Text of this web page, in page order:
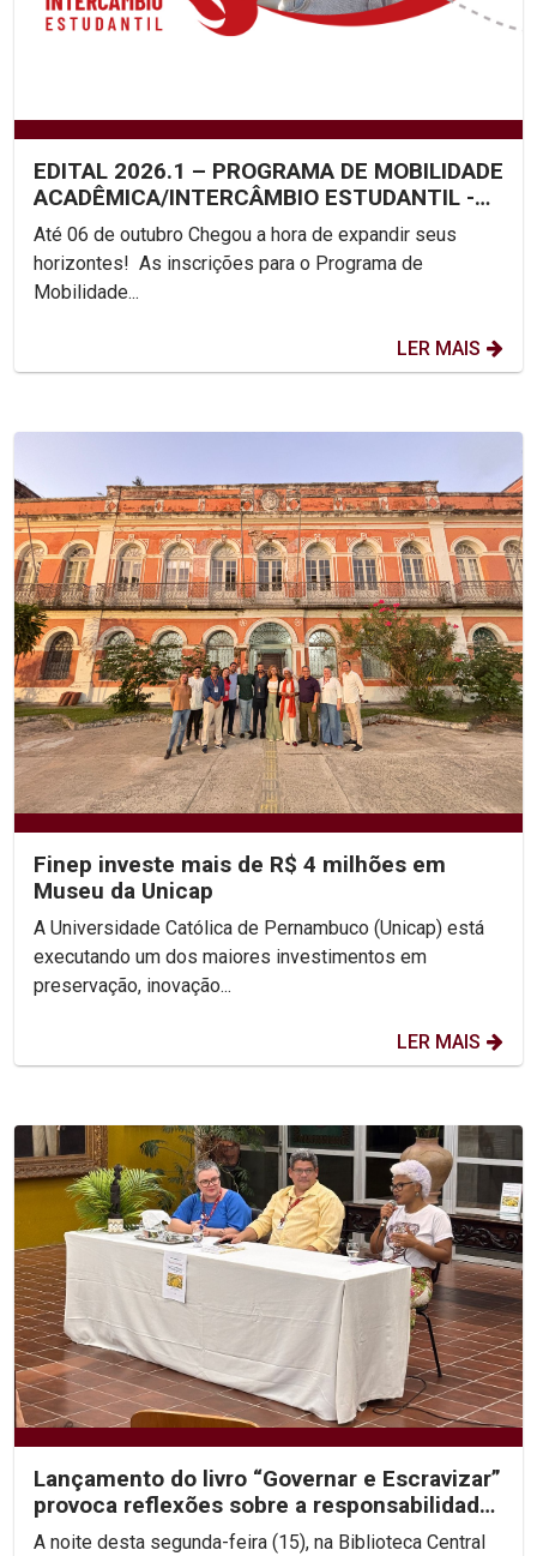
EDITAL 2026.1 – PROGRAMA DE MOBILIDADE
ACADÊMICA/INTERCÂMBIO ESTUDANTIL -
UNICAP
Até 06 de outubro Chegou a hora de expandir seus
horizontes! As inscrições para o Programa de
Mobilidade...
LER MAIS
Finep investe mais de R$ 4 milhões em
Museu da Unicap
A Universidade Católica de Pernambuco (Unicap) está
executando um dos maiores investimentos em
preservação, inovação...
LER MAIS
Lançamento do livro “Governar e Escravizar”
provoca reflexões sobre a responsabilidade
histórica...
A noite desta segunda-feira (15), na Biblioteca Central